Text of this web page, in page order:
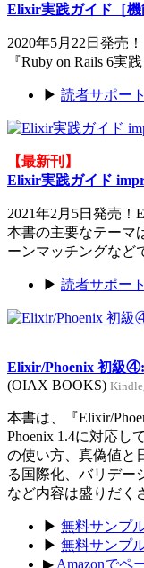
Elixir実践ガイド［機
2020年5月22日発売！
『Ruby on Rails 6実
▶ 読者サポー
【最新刊】
Elixir実践ガイド
2021年2月5日発売！
本書の主要なテーマ
ーンマッチングなど
▶ 読者サポー
Elixir/Phoenix 初級
(OIAX BOOKS)
本書は、『Elixir/
Phoenix 1.4に対応し
の使い方、真偽値と
る国際化、バリデー
など内容は盛りだく
▶ 無料サンプ
▶ 無料サンプ
▶ Amazonでペ